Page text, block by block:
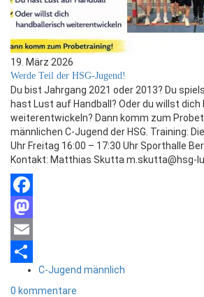
19. März 2026
Werde Teil der HSG-Jugend!
Du bist Jahrgang 2021 oder 2013? Du
hast Lust auf Handball? Oder du willst dich
weiterentwickeln? Dann komm zum
männlichen C-Jugend der HSG. Training:
Uhr Freitag 16:00 – 17:30 Uhr Sporthalle
Kontakt: Matthias Skutta m.skutta@hsg-
Facebook
Mastodon
Email
Teilen C-Jugend männlich
0 kommentare